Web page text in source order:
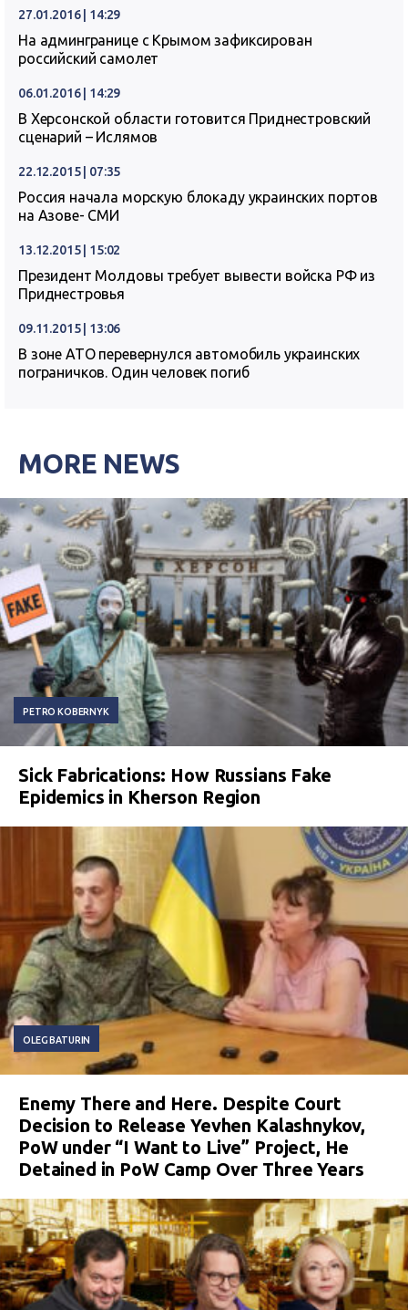
27.01.2016 | 14:29
На админгранице с Крымом зафиксирован
российский самолет
06.01.2016 | 14:29
В Херсонской области готовится Приднестровский
сценарий – Ислямов
22.12.2015 | 07:35
Россия начала морскую блокаду украинских портов
на Азове- СМИ
13.12.2015 | 15:02
Президент Молдовы требует вывести войска РФ из
Приднестровья
09.11.2015 | 13:06
В зоне АТО перевернулся автомобиль украинских
пограничков. Один человек погиб
MORE NEWS
PETRO KOBERNYK
Sick Fabrications: How Russians Fake
Epidemics in Kherson Region
OLEG BATURIN
Enemy There and Here. Despite Court
Decision to Release Yevhen Kalashnykov,
PoW under “I Want to Live” Project, He
Detained in PoW Camp Over Three Years